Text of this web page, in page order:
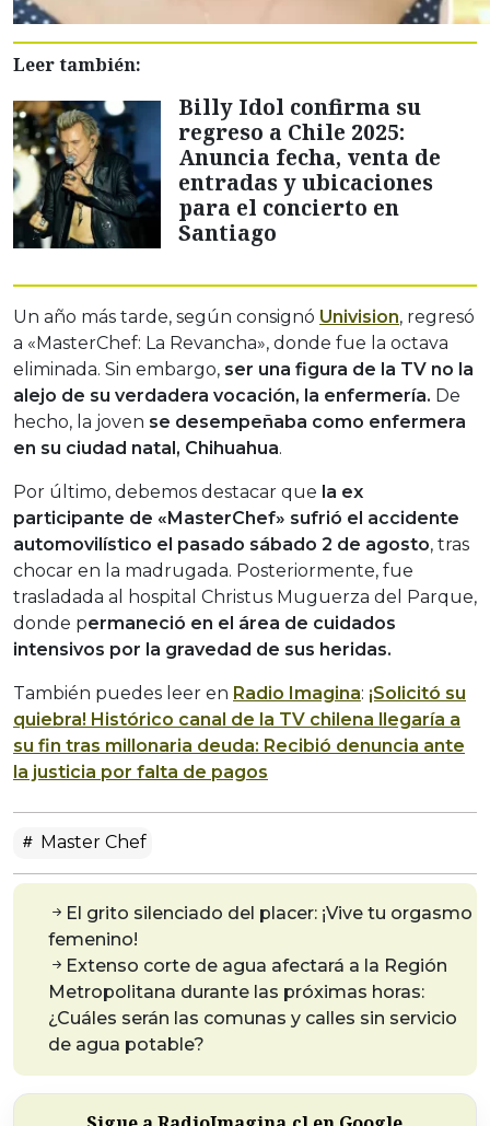
Leer también:
Billy Idol confirma su
regreso a Chile 2025:
Anuncia fecha, venta de
entradas y ubicaciones
para el concierto en
Santiago
Un año más tarde, según consignó Univision, regresó
a «MasterChef: La Revancha», donde fue la octava
eliminada. Sin embargo, ser una figura de la TV no la
alejo de su verdadera vocación, la enfermería. De
hecho, la joven se desempeñaba como enfermera
en su ciudad natal, Chihuahua.
Por último, debemos destacar que la ex
participante de «MasterChef» sufrió el accidente
automovilístico el pasado sábado 2 de agosto, tras
chocar en la madrugada. Posteriormente, fue
trasladada al hospital Christus Muguerza del Parque,
donde permaneció en el área de cuidados
intensivos por la gravedad de sus heridas.
También puedes leer en Radio Imagina: ¡Solicitó su
quiebra! Histórico canal de la TV chilena llegaría a
su fin tras millonaria deuda: Recibió denuncia ante
la justicia por falta de pagos
Master Chef
El grito silenciado del placer: ¡Vive tu orgasmo
femenino!
Extenso corte de agua afectará a la Región
Metropolitana durante las próximas horas:
¿Cuáles serán las comunas y calles sin servicio
de agua potable?